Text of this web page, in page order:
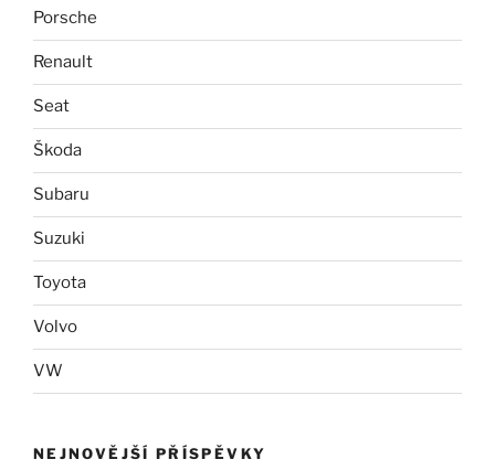
Porsche
Renault
Seat
Škoda
Subaru
Suzuki
Toyota
Volvo
VW
NEJNOVĚJŠÍ PŘÍSPĚVKY